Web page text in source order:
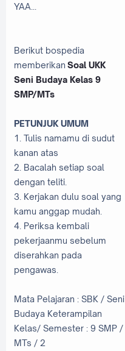
YAA...
Berikut bospedia
memberikan Soal UKK
Seni Budaya Kelas 9
SMP/MTs
PETUNJUK UMUM
1. Tulis namamu di sudut
kanan atas
2. Bacalah setiap soal
dengan teliti.
3. Kerjakan dulu soal yang
kamu anggap mudah.
4. Periksa kembali
pekerjaanmu sebelum
diserahkan pada
pengawas.
Mata Pelajaran : SBK / Seni
Budaya Keterampilan
Kelas/ Semester : 9 SMP /
MTs / 2